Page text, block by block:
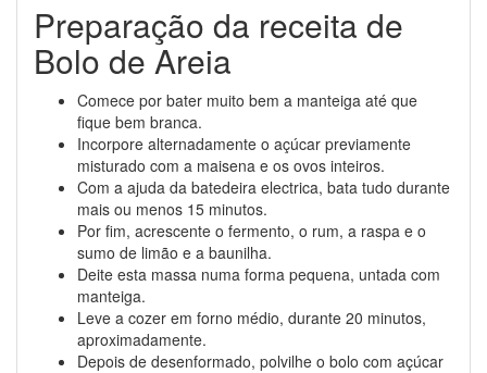
Preparação da receita de
Bolo de Areia
Comece por bater muito bem a manteiga até que
fique bem branca.
Incorpore alternadamente o açúcar previamente
misturado com a maisena e os ovos inteiros.
Com a ajuda da batedeira electrica, bata tudo durante
mais ou menos 15 minutos.
Por fim, acrescente o fermento, o rum, a raspa e o
sumo de limão e a baunilha.
Deite esta massa numa forma pequena, untada com
manteiga.
Leve a cozer em forno médio, durante 20 minutos,
aproximadamente.
Depois de desenformado, polvilhe o bolo com açúcar